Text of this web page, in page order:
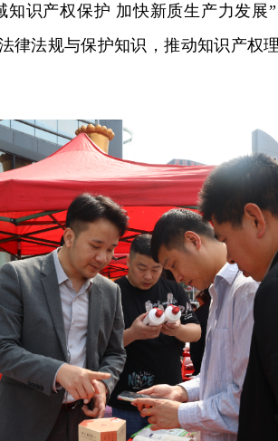
知识产权保护 加快新质生产力发展
律法规与保护知识，推动知识产权